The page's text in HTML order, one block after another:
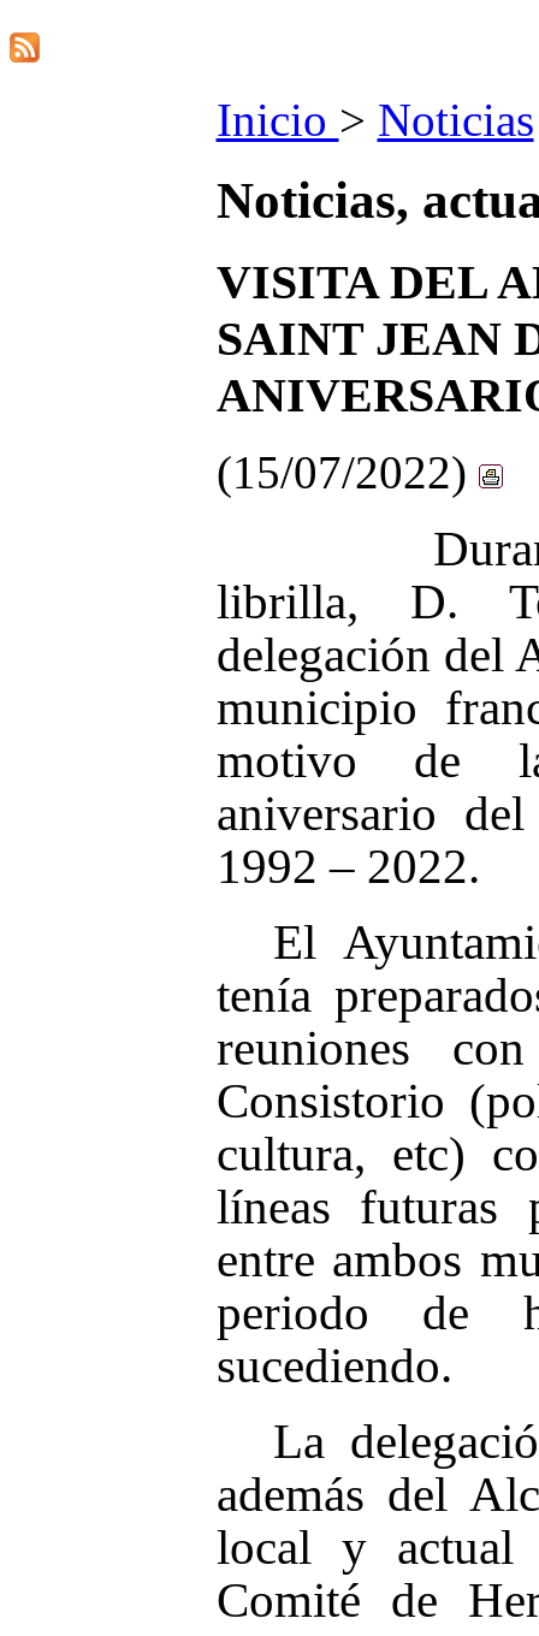
Inicio > Noticias
Noticias,
VISITA DEL
SAINT JEAN
(15/07/2022)
librilla, D.
delegación del
municipio
motivo de
aniversario
1992 – 2022.
El
tenía
reuniones
Consistorio
cultura, etc)
líneas futuras
entre ambos
periodo de
sucediendo.
La
además del
local y actual
Comité de